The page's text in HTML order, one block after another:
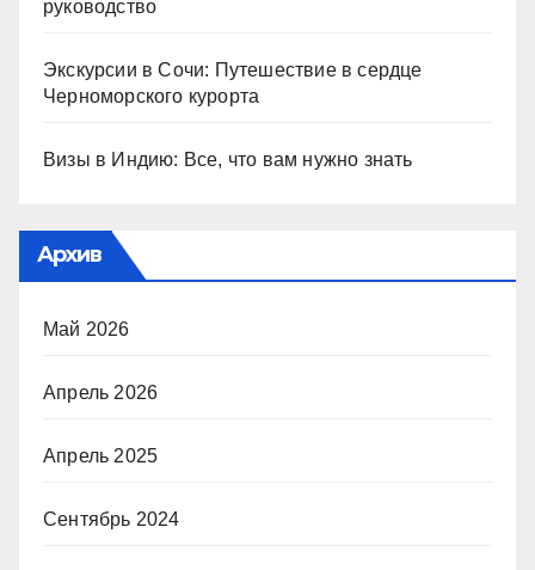
руководство
Экскурсии в Сочи: Путешествие в сердце
Черноморского курорта
Визы в Индию: Все, что вам нужно знать
Архив
Май 2026
Апрель 2026
Апрель 2025
Сентябрь 2024